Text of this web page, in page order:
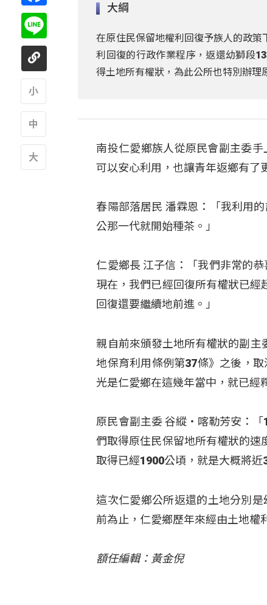
大綱
在原住民保留地權利回復予族人的政
利回復的行政作業程序，返還幼獅段
得土地所有權狀，為此公所也特別辦理
南投仁愛鄉族人從原民會副主委
可以安心利用，也讓青年返鄉有了
春陽部落居民 潘霖恩：「我利用
公那一代就開始種茶。」
仁愛鄉長 江子信：「我們非常的
現在，我們已經回復所有權狀已經
回復還要繼續地前進。」
親自前來頒發土地所有權狀的副主
地保育利用條例第37條》之後，
光是仁愛鄉在這幾年當中，就已經
原民會副主委 谷縱‧喀勒芳安：「
們取得原住民保留地所有權狀的速
取得已經1900公頃，就是大概將近
這次仁愛鄉公所返還的土地分別
前為止，仁愛鄉歷年來經由土地權
額任編輯：黃金倪